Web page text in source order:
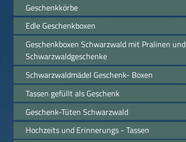
Geschenkkörbe
Edle Geschenkboxen
Geschenkboxen Schwarzwald mit Pralinen und
Schwarzwaldgeschenke
Schwarzwaldmädel Geschenk- Boxen
Tassen gefüllt als Geschenk
Geschenk-Tüten Schwarzwald
Hochzeits und Erinnerungs - Tassen